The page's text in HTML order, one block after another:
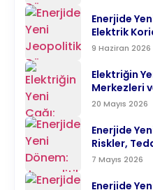
Enerjide
Elektrik
ve
9 Haziran 2026
Elektriğin
Merkezleri
Enerji
20 Mayıs 2026
Enerjide
Riskler,
7 Mayıs 2026
Enerjide